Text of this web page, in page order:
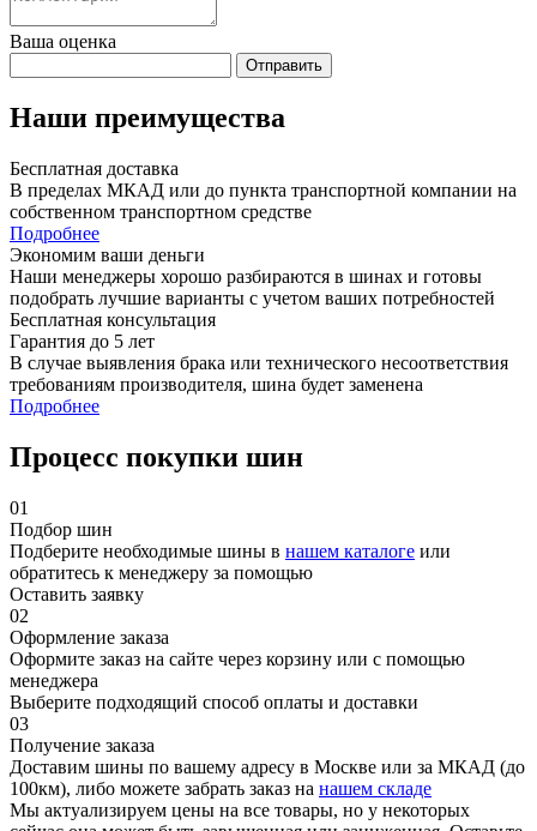
Ваша оценка
Отправить
Наши преимущества
Бесплатная доставка
В пределах МКАД или до пункта транспортной компании на
собственном транспортном средстве
Подробнее
Экономим ваши деньги
Наши менеджеры хорошо разбираются в шинах и готовы
подобрать лучшие варианты с учетом ваших потребностей
Бесплатная консультация
Гарантия до 5 лет
В случае выявления брака или технического несоответствия
требованиям производителя, шина будет заменена
Подробнее
Процесс покупки шин
01
Подбор шин
Подберите необходимые шины в нашем каталоге или
обратитесь к менеджеру за помощью
Оставить заявку
02
Оформление заказа
Оформите заказ на сайте через корзину или с помощью
менеджера
Выберите подходящий способ оплаты и доставки
03
Получение заказа
Доставим шины по вашему адресу в Москве или за МКАД (до
100км), либо можете забрать заказ на нашем складе
Мы актуализируем цены на все товары, но у некоторых